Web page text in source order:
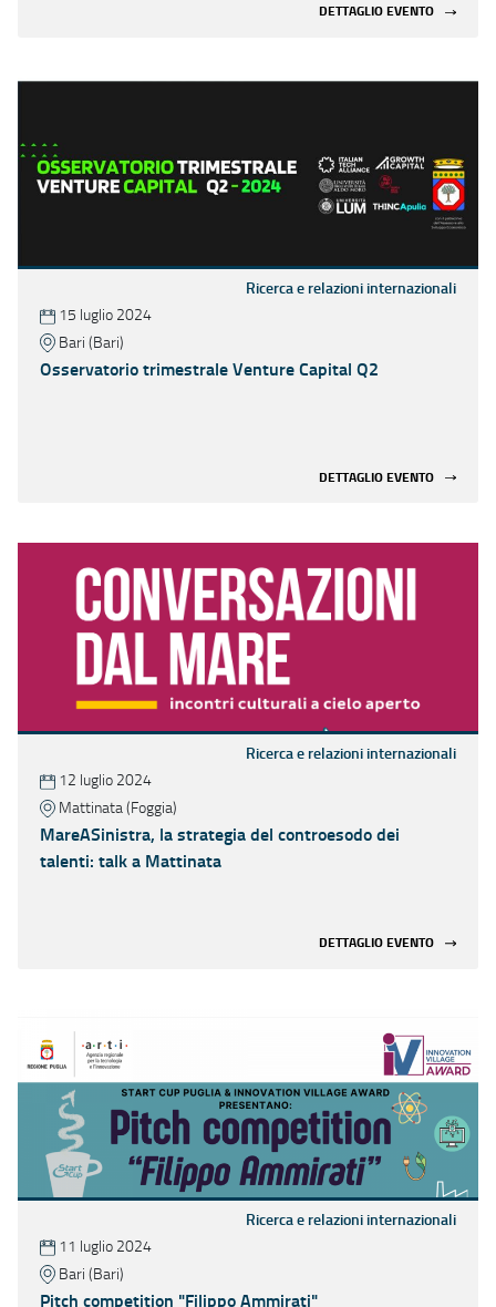
DETTAGLIO EVENTO
Ricerca e relazioni internazionali
15 luglio 2024
Bari (Bari)
Osservatorio trimestrale Venture Capital Q2
DETTAGLIO EVENTO
Ricerca e relazioni internazionali
12 luglio 2024
Mattinata (Foggia)
MareASinistra, la strategia del controesodo dei
talenti: talk a Mattinata
DETTAGLIO EVENTO
Ricerca e relazioni internazionali
11 luglio 2024
Bari (Bari)
Pitch competition "Filippo Ammirati"